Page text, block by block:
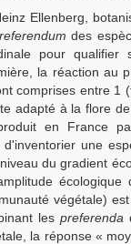
Ellenberg,
des
pour qualifier
la réaction au
comprises entre 1
adapté à la flore
en France
une
du gradient
écologique
végétale)
les preferenda
la réponse «